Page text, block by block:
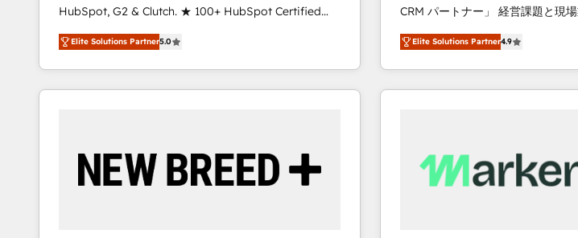
HubSpot, G2 & Clutch. ★ 100+ HubSpot Certified
Experts & Trainers across the team ★ 1,500+
implementations across five continents ★ AI-First,
RevOps-led, Onboarding obsessed ★ Company of
the Year 2024/25 INSIDEA helps growing companies
your time zone. What we do ➤ Onboarding: Live in
weeks, with workflows built around your business,
Elite Solutions Partner5.0
CRM パートナー」 経営課題と現場業務をつなぐAIネイ
ティブ・エージェンシーとして、
力で顧客フロント業務を再設計します。 💡
をする会社か？ HubSpotを共通
トを組み込んだ顧客フロント業務
を、CRMを軸とした全社共通基盤
思決定者・PMO・現場担当者に並
Elite Solutions Partner4.9